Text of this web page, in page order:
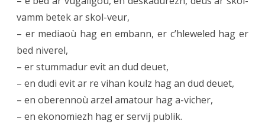
vamm betek ar skol-veur,
– er mediaoù hag en embann, er c’hleweled hag er
bed niverel,
– er stummadur evit an dud deuet,
– en dudi evit ar re vihan koulz hag an dud deuet,
– en oberennoù arzel amatour hag a-vicher,
– en ekonomiezh hag er servij publik.